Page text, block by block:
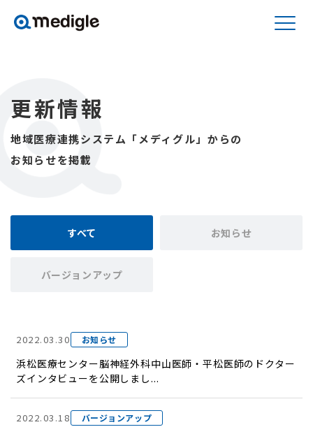
更新情報
地域医療連携システム「メディグル」からの
お知らせを掲載
すべて お知らせ
バージョンアップ
2022.03.30 お知らせ
浜松医療センター脳神経外科中山医師・平松医師のドクター
ズインタビューを公開しまし...
2022.03.18 バージョンアップ